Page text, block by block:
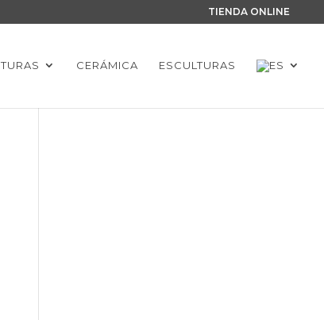
TIENDA ONLINE
CERÁMICA ESCULTURAS